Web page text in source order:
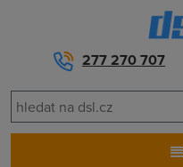
277 270 707